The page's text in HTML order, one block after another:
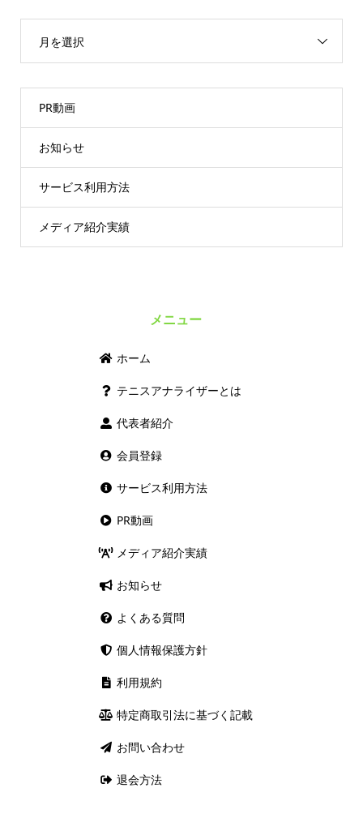
月を選択
PR動画
お知らせ
サービス利用方法
メディア紹介実績
メニュー
ホーム
テニスアナライザーとは
代表者紹介
会員登録
サービス利用方法
PR動画
メディア紹介実績
お知らせ
よくある質問
個人情報保護方針
利用規約
特定商取引法に基づく記載
お問い合わせ
退会方法